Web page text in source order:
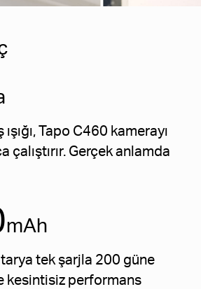
Tapo C460 kamerayı
çalıştırır. Gerçek anlamda
mAh
tek şarjla 200 güne
kesintisiz performans